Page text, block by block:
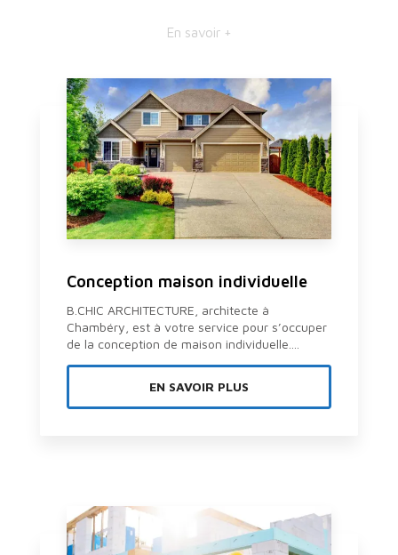
En savoir +
Conception maison individuelle
B.CHIC ARCHITECTURE, architecte à
Chambéry, est à votre service pour s’occuper
de la conception de maison individuelle....
EN SAVOIR PLUS